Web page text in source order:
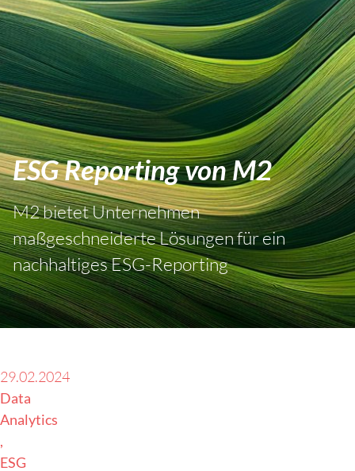
ESG Reporting von M2
M2 bietet Unternehmen
maßgeschneiderte Lösungen für ein
nachhaltiges ESG-Reporting
29.02.2024
Data
Analytics
ESG